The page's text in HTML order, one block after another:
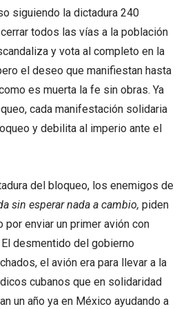
siguiendo la dictadura 240
todos las vías a la población
y vota al completo en la
el deseo que manifiestan hasta
es muerta la fe sin obras. Ya
cada manifestación solidaria
y debilita al imperio ante el
del bloqueo, los enemigos de
sin esperar nada a cambio, piden
enviar un primer avión con
desmentido del gobierno
el avión era para llevar a la
cubanos que en solidaridad
un año ya en México ayudando a